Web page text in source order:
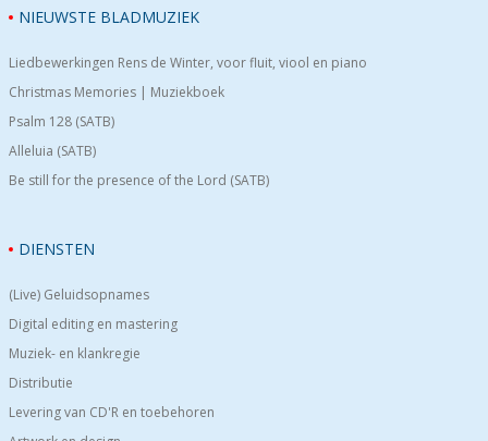
NIEUWSTE BLADMUZIEK
Liedbewerkingen Rens de Winter, voor fluit, viool en piano
Christmas Memories | Muziekboek
Psalm 128 (SATB)
Alleluia (SATB)
Be still for the presence of the Lord (SATB)
DIENSTEN
(Live) Geluidsopnames
Digital editing en mastering
Muziek- en klankregie
Distributie
Levering van CD'R en toebehoren